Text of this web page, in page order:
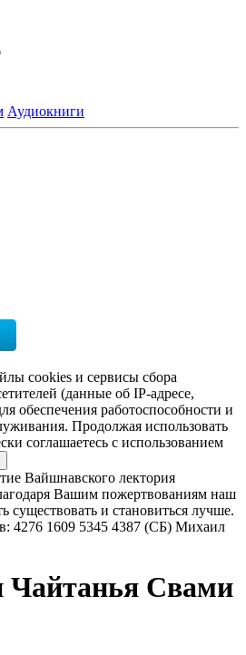
Аудиокниги
cookies и сервисы сбора
(данные об IP-адресе,
обеспечения работоспособности и
Продолжая использовать
соглашаетесь с использованием
Вайшнавского лектория
Вашим пожертвованиям наш
существовать и становиться лучше.
4276 1609 5345 4387 (СБ) Михаил
Чайтанья Свами